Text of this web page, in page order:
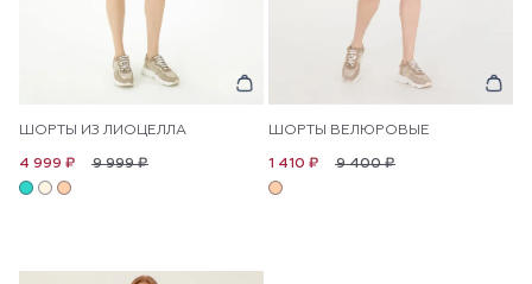
ШОРТЫ ИЗ ЛИОЦЕЛЛА
9 999 ₽
4 999 ₽
ШОРТЫ ВЕЛЮРОВЫЕ
9 400 ₽
1 410 ₽